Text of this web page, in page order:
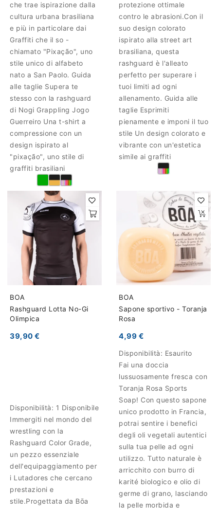
che trae ispirazione dalla
cultura urbana brasiliana
e più in particolare dai
Graffiti che il so -
chiamato "Pixação", uno
stile unico di alfabeto
nato a San Paolo. Guida
alle taglie Supera te
stesso con la rashguard
di Nogi Grappling Jogo
Guerreiro Una t-shirt a
compressione con un
design ispirato al
"pixação", uno stile di
graffiti brasiliani
protezione ottimale
contro le abrasioni.Con il
suo design colorato
ispirato alla street art
brasiliana, questa
rashguard è l'alleato
perfetto per superare i
tuoi limiti ad ogni
allenamento. Guida alle
taglie Esprimiti
pienamente e imponi il tuo
stile Un design colorato e
vibrante con un'estetica
simile ai graffiti
BOA
Rashguard Lotta No-Gi
Olimpica
39,90 €
Disponibilità: 1 Disponibile
Immergiti nel mondo del
wrestling con la
Rashguard Color Grade,
un pezzo essenziale
dell'equipaggiamento per
i Lutadores che cercano
prestazioni e
stile.Progettata da Bōa
BOA
Sapone sportivo - Toranja
Rosa
4,99 €
Disponibilità: Esaurito
Fai una doccia
lussuosamente fresca con
Toranja Rosa Sports
Soap! Con questo sapone
unico prodotto in Francia,
potrai sentire i benefici
degli oli vegetali autentici
sulla tua pelle ad ogni
utilizzo. Tutto naturale è
arricchito con burro di
karité biologico e olio di
germe di grano, lasciando
la pelle morbida e